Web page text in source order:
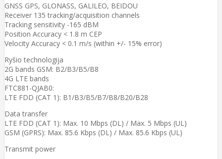
GNSS GPS, GLONASS, GALILEO, BEIDOU
Receiver 135 tracking/acquisition channels
Tracking sensitivity -165 dBM
Position Accuracy < 1.8 m CEP
Velocity Accuracy < 0.1 m/s (within +/- 15% error)
Ryšio technologija
2G bands GSM: B2/B3/B5/B8
4G LTE bands
FTC881-QJAB0:
LTE FDD (CAT 1): B1/B3/B5/B7/B8/B20/B28
Data transfer
LTE FDD (CAT 1): Max. 10 Mbps (DL) / Max. 5 Mbps (UL)
GSM (GPRS): Max. 85.6 Kbps (DL) / Max. 85.6 Kbps (UL)
Transmit power